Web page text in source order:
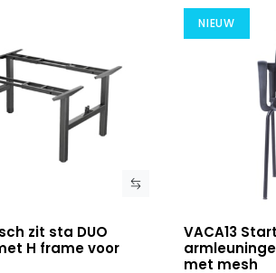
zit sta DUO
H frame voor
NIEUW
Bekijk
VACA13
met mesh